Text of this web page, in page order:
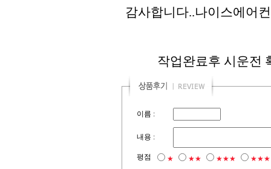
감사합니다..나이스에어
작업완료후 시운전
이름 :
내용 :
평점 ★ ★★ ★★★